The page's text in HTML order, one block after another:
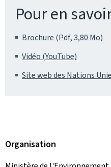
Pour en
Brochure (Pdf, 3,80 Mo)
Vidéo (YouTube)
Site web des Nations
Organisation